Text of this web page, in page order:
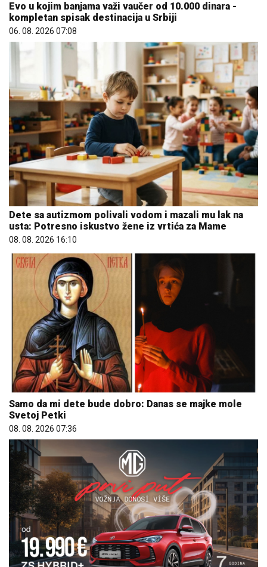
Evo u kojim banjama važi vaučer od 10.000 dinara -
kompletan spisak destinacija u Srbiji
06. 08. 2026 07:08
Dete sa autizmom polivali vodom i mazali mu lak na
usta: Potresno iskustvo žene iz vrtića za Mame
08. 08. 2026 16:10
Samo da mi dete bude dobro: Danas se majke mole
Svetoj Petki
08. 08. 2026 07:36